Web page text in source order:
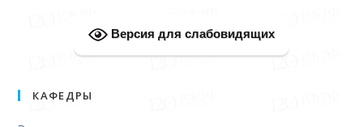
Версия для слабовидящих
КАФЕДРЫ